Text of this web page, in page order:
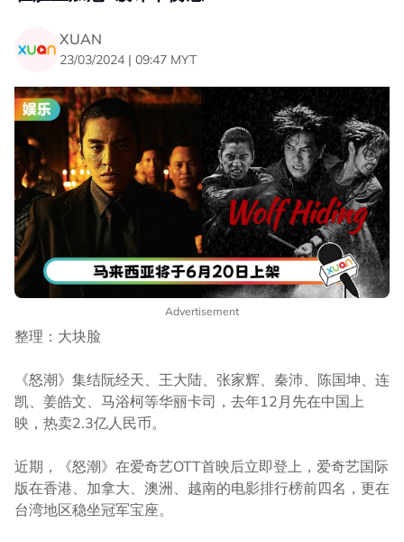
XUAN
23/03/2024 | 09:47 MYT
Advertisement
整理：大块脸
《怒潮》集结阮经天、王大陆、张家辉、秦沛、陈国坤、连
凯、姜皓文、马浴柯等华丽卡司，去年12月先在中国上
映，热卖2.3亿人民币。
近期，《怒潮》在爱奇艺OTT首映后立即登上，爱奇艺国际
版在香港、加拿大、澳洲、越南的电影排行榜前四名，更在
台湾地区稳坐冠军宝座。